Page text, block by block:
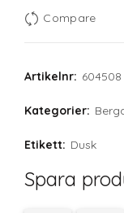
Compare
Artikelnr: 604508
Kategorier:
Etikett: Dusk
Spara